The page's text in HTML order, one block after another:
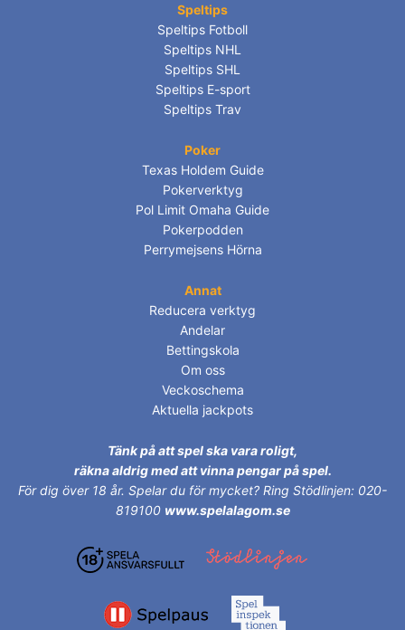
Speltips
Speltips Fotboll
Speltips NHL
Speltips SHL
Speltips E-sport
Speltips Trav
Poker
Texas Holdem Guide
Pokerverktyg
Pol Limit Omaha Guide
Pokerpodden
Perrymejsens Hörna
Annat
Reducera verktyg
Andelar
Bettingskola
Om oss
Veckoschema
Aktuella jackpots
Tänk på att spel ska vara roligt,
räkna aldrig med att vinna pengar på spel.
För dig över 18 år. Spelar du för mycket? Ring Stödlinjen: 020-
819100 www.spelalagom.se